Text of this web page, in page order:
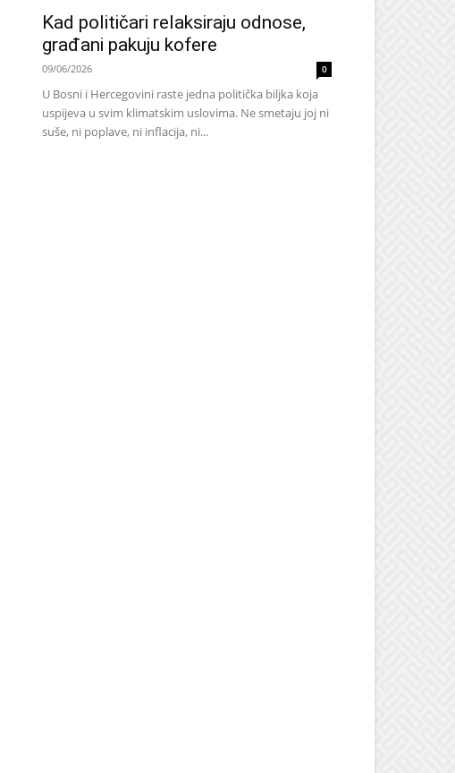
Kad političari relaksiraju odnose,
građani pakuju kofere
09/06/2026 0
U Bosni i Hercegovini raste jedna politička biljka koja
uspijeva u svim klimatskim uslovima. Ne smetaju joj ni
suše, ni poplave, ni inflacija, ni...